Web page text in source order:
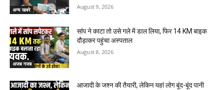
अन्य खबरे August 9, 2026
अजब गजब
सांप ने काटा तो उसे गले में डाल लिया, फिर 14 KM बाइक
दौड़ाकर पहुंचा अस्पताल
August 8, 2026
आजादी के जश्न की तैयारी, लेकिन यहां लोग बूंद-बूंद पानी